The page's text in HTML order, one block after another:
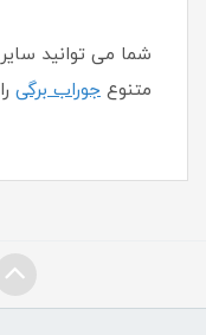
شما می توانید
متنوع جوراب برگی